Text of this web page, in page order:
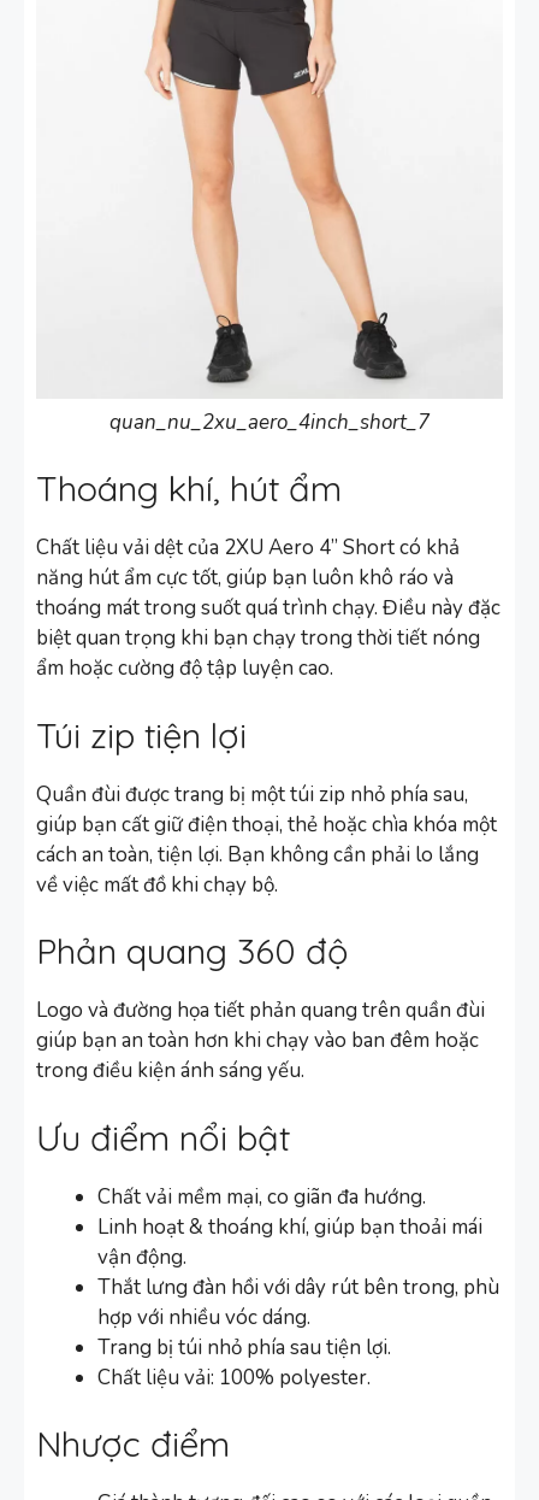
quan_nu_2xu_aero_4inch_short_7
Thoáng khí, hút ẩm
Chất liệu vải dệt của 2XU Aero 4” Short có khả
năng hút ẩm cực tốt, giúp bạn luôn khô ráo và
thoáng mát trong suốt quá trình chạy. Điều này đặc
biệt quan trọng khi bạn chạy trong thời tiết nóng
ẩm hoặc cường độ tập luyện cao.
Túi zip tiện lợi
Quần đùi được trang bị một túi zip nhỏ phía sau,
giúp bạn cất giữ điện thoại, thẻ hoặc chìa khóa một
cách an toàn, tiện lợi. Bạn không cần phải lo lắng
về việc mất đồ khi chạy bộ.
Phản quang 360 độ
Logo và đường họa tiết phản quang trên quần đùi
giúp bạn an toàn hơn khi chạy vào ban đêm hoặc
trong điều kiện ánh sáng yếu.
Ưu điểm nổi bật
Chất vải mềm mại, co giãn đa hướng.
Linh hoạt & thoáng khí, giúp bạn thoải mái
vận động.
Thắt lưng đàn hồi với dây rút bên trong, phù
hợp với nhiều vóc dáng.
Trang bị túi nhỏ phía sau tiện lợi.
Chất liệu vải: 100% polyester.
Nhược điểm